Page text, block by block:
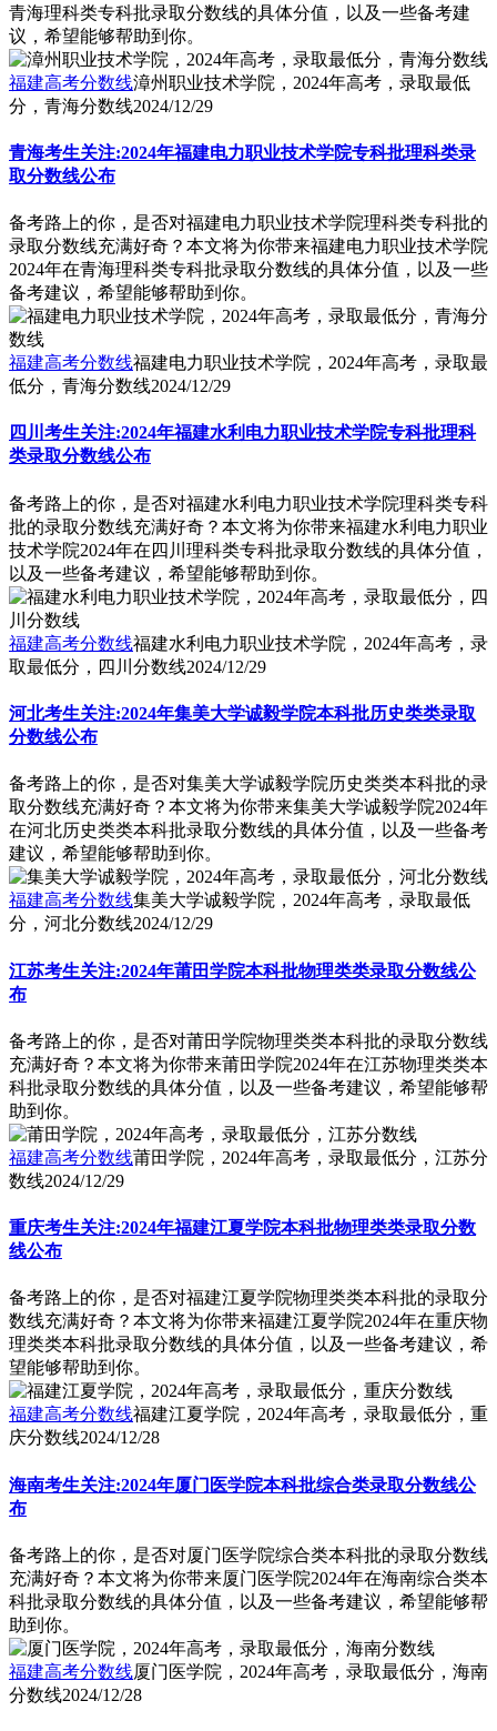
青海理科类专科批录取分数线的具体分值，以及一些备考建
议，希望能够帮助到你。
福建高考分数线漳州职业技术学院，2024年高考，录取最低
分，青海分数线2024/12/29
青海考生关注:2024年福建电力职业技术学院专科批理科类录
取分数线公布
备考路上的你，是否对福建电力职业技术学院理科类专科批的
录取分数线充满好奇？本文将为你带来福建电力职业技术学院
2024年在青海理科类专科批录取分数线的具体分值，以及一些
备考建议，希望能够帮助到你。
福建高考分数线福建电力职业技术学院，2024年高考，录取最
低分，青海分数线2024/12/29
四川考生关注:2024年福建水利电力职业技术学院专科批理科
类录取分数线公布
备考路上的你，是否对福建水利电力职业技术学院理科类专科
批的录取分数线充满好奇？本文将为你带来福建水利电力职业
技术学院2024年在四川理科类专科批录取分数线的具体分值，
以及一些备考建议，希望能够帮助到你。
福建高考分数线福建水利电力职业技术学院，2024年高考，录
取最低分，四川分数线2024/12/29
河北考生关注:2024年集美大学诚毅学院本科批历史类类录取
分数线公布
备考路上的你，是否对集美大学诚毅学院历史类类本科批的录
取分数线充满好奇？本文将为你带来集美大学诚毅学院2024年
在河北历史类类本科批录取分数线的具体分值，以及一些备考
建议，希望能够帮助到你。
福建高考分数线集美大学诚毅学院，2024年高考，录取最低
分，河北分数线2024/12/29
江苏考生关注:2024年莆田学院本科批物理类类录取分数线公
布
备考路上的你，是否对莆田学院物理类类本科批的录取分数线
充满好奇？本文将为你带来莆田学院2024年在江苏物理类类本
科批录取分数线的具体分值，以及一些备考建议，希望能够帮
助到你。
福建高考分数线莆田学院，2024年高考，录取最低分，江苏分
数线2024/12/29
重庆考生关注:2024年福建江夏学院本科批物理类类录取分数
线公布
备考路上的你，是否对福建江夏学院物理类类本科批的录取分
数线充满好奇？本文将为你带来福建江夏学院2024年在重庆物
理类类本科批录取分数线的具体分值，以及一些备考建议，希
望能够帮助到你。
福建高考分数线福建江夏学院，2024年高考，录取最低分，重
庆分数线2024/12/28
海南考生关注:2024年厦门医学院本科批综合类录取分数线公
布
备考路上的你，是否对厦门医学院综合类本科批的录取分数线
充满好奇？本文将为你带来厦门医学院2024年在海南综合类本
科批录取分数线的具体分值，以及一些备考建议，希望能够帮
助到你。
福建高考分数线厦门医学院，2024年高考，录取最低分，海南
分数线2024/12/28